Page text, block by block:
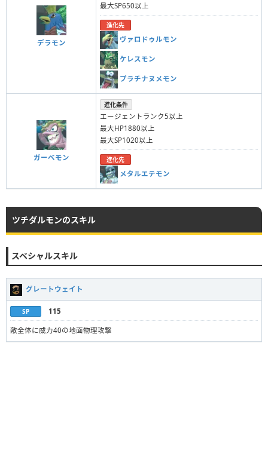
デラモン
最大SP650以上
進化先
ヴァロドゥルモン
ケレスモン
プラチナヌメモン
ガーべモン
進化条件
エージェントランク5以上
最大HP1880以上
最大SP1020以上
進化先
メタルエテモン
ツチダルモンのスキル
スペシャルスキル
グレートウェイト
SP 115
敵全体に威力40の地面物理攻撃